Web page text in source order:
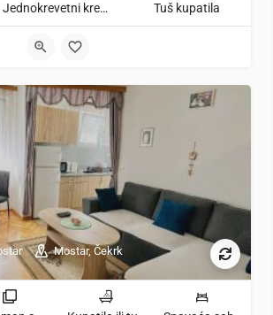
Jednokrevetni krevet u spavaonici, Jednokrevetni krevet u mješovitoj spavaonici sobe Tuš kupatila
Mostar, Čekrk